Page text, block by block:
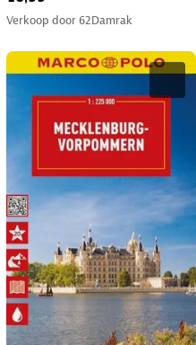
Verkoop door 62Damrak